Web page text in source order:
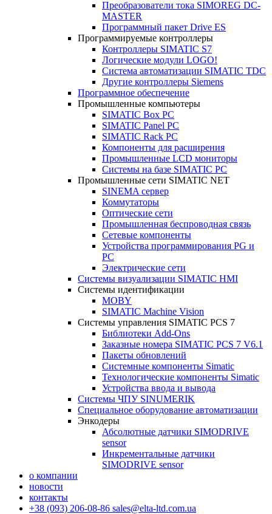
Преобразователи тока SIMOREG DC-
MASTER
Программный пакет Drive ES
Программируемые контроллеры
Контроллеры SIMATIC S7
Логические модули LOGO!
Система автоматизации SIMATIC TDC
Другие контроллеры Siemens
Программное обеспечение
Промышленные компьютеры
SIMATIC Box PC
SIMATIC Panel PС
SIMATIC Rack PC
Компоненты для расширения
Промышленные LCD мониторы
Системы на базе SIMATIC PC
Промышленные сети SIMATIC NET
SINEMA сервер
Коммутаторы
Оптические сети
Промышленная беспроводная связь
Сетевые компоненты
Устройства программирования PG и
PC
Электрические сети
Системы визуализации SIMATIC HMI
Системы идентификации
MOBY
SIMATIC Machine Vision
Системы управления SIMATIC PCS 7
Библиотеки Add-Ons
Заказные номера SIMATIC PCS 7 V6.1
Пакеты обновлений
Системные компоненты Simatic
Технологические компоненты Simatic
Устройства ввода и вывода
Системы ЧПУ SINUMERIK
Специальное оборудование автоматизации
Энкодеры
Абсолютные датчики SIMODRIVE
sensor
Инкрементальные датчики
SIMODRIVE sensor
о компании
новости
контакты
+38 (093) 206-08-86 sales@elta-ltd.com.ua